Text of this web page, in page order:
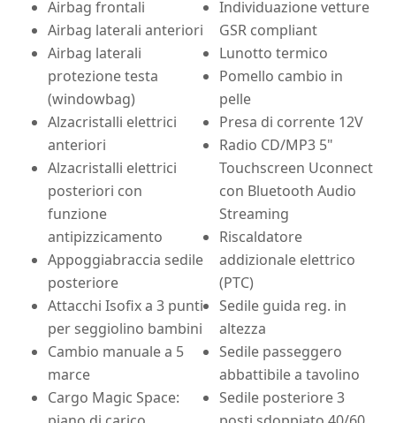
Airbag frontali
Airbag laterali anteriori
Airbag laterali
protezione testa
(windowbag)
Alzacristalli elettrici
anteriori
Alzacristalli elettrici
posteriori con
funzione
antipizzicamento
Appoggiabraccia sedile
posteriore
Attacchi Isofix a 3 punti
per seggiolino bambini
Cambio manuale a 5
marce
Cargo Magic Space:
Individuazione vetture
GSR compliant
Lunotto termico
Pomello cambio in
pelle
Presa di corrente 12V
Radio CD/MP3 5"
Touchscreen Uconnect
con Bluetooth Audio
Streaming
Riscaldatore
addizionale elettrico
(PTC)
Sedile guida reg. in
altezza
Sedile passeggero
abbattibile a tavolino
Sedile posteriore 3